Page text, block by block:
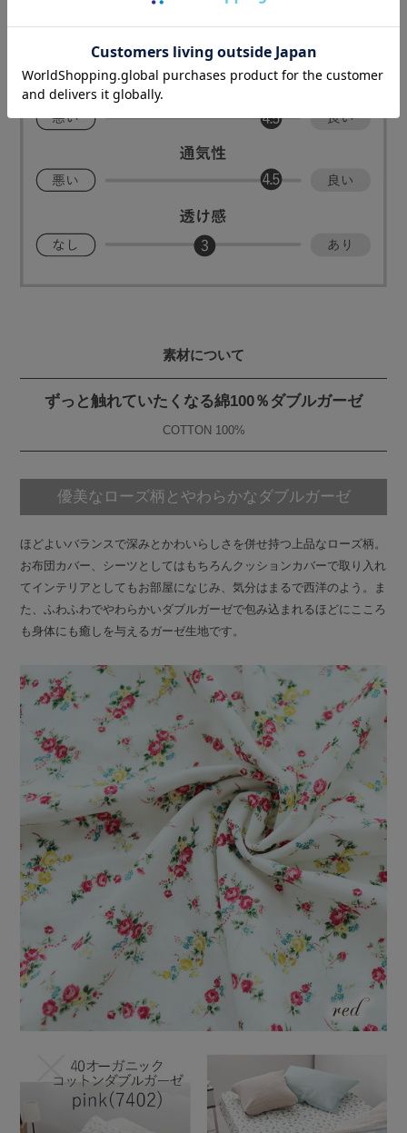
素材について
ずっと触れていたくなる綿100％ダブルガーゼ
COTTON 100%
優美なローズ柄とやわらかなダブルガーゼ
ほどよいバランスで深みとかわいらしさを併せ持つ上品なローズ柄。
お布団カバー、シーツとしてはもちろんクッションカバーで取り入れ
てインテリアとしてもお部屋になじみ、気分はまるで西洋のよう。ま
た、ふわふわでやわらかいダブルガーゼで包み込まれるほどにこころ
も身体にも癒しを与えるガーゼ生地です。